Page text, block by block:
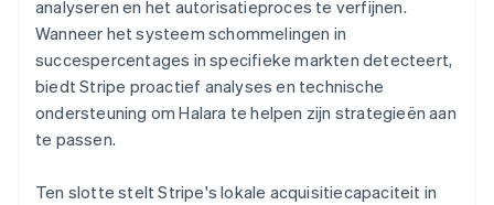
analyseren en het autorisatieproces te verfijnen.
Wanneer het systeem schommelingen in
succespercentages in specifieke markten detecteert,
biedt Stripe proactief analyses en technische
ondersteuning om Halara te helpen zijn strategieën aan
te passen.
Ten slotte stelt Stripe's lokale acquisitiecapaciteit in